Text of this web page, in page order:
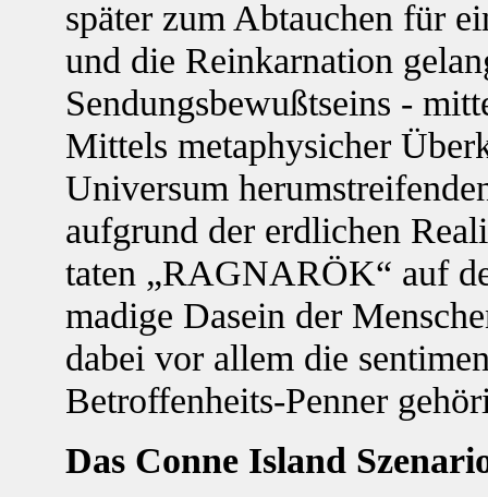
später zum Abtauchen für
und die Reinkarnation
Sendungsbewußtseins -
Mittels metaphysicher
Universum
aufgrund der erdlichen
taten „RAGNARÖK“ auf
madige Dasein der
dabei vor allem die
Betroffenheits-Penner
Das Conne Island